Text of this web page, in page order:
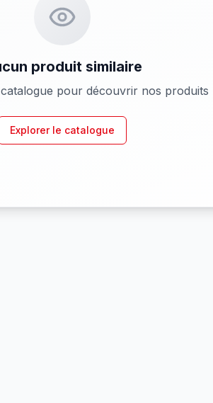
produit similaire
pour découvrir nos produits
Explorer le catalogue